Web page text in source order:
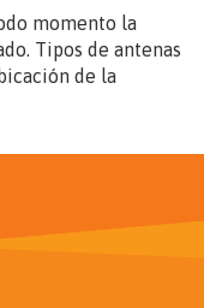
momento la
Tipos de antenas
de la